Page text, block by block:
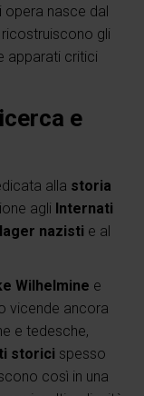
opera nasce dal
gli
apparati critici
e
alla storia
agli Internati
nazisti e al
Wilhelmine e
vicende ancora
e tedesche,
storici spesso
così in una